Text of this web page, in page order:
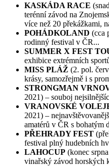
KASKÁDA RACE
terénní závod na
více než 20 překážkami,
POHÁDKOLAND (cca
rodinný festival v ČR...
SUMMER X FEST
exhibice extrémních
MISS PLÁŽ (2. pol.
krásy, samozřejmě i s
STRONGMAN
2021) – souboj
VRANOVSKÉ
2021) –
amatérů v ČR s bohatým
PŘEHRADY FEST
festival plný hudebních
LAHOCUP (konec
vinařský závod horských